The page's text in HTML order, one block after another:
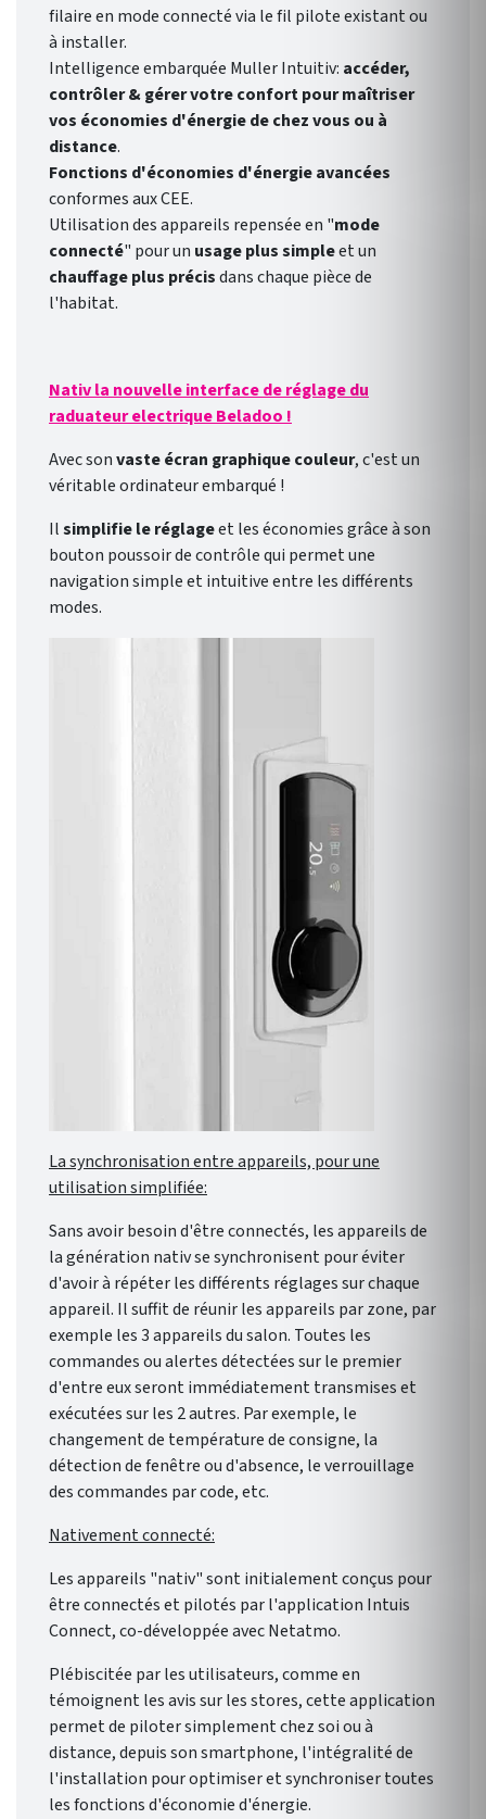
filaire en mode connecté via le fil pilote existant ou
à installer.
Intelligence embarquée Muller Intuitiv: accéder,
contrôler & gérer votre confort pour maîtriser
vos économies d'énergie de chez vous ou à
distance.
Fonctions d'économies d'énergie avancées
conformes aux CEE.
Utilisation des appareils repensée en "mode
connecté" pour un usage plus simpleet un
chauffage plus précisdans chaque pièce de
l'habitat.
Nativ la nouvelle interface de réglage du
raduateur electrique Beladoo !
Avec sonvaste écran graphique couleur, c'est un
véritable ordinateur embarqué !
Ilsimplifie le réglageet les économies grâce à son
bouton poussoir de contrôle qui permet une
navigation simple et intuitive entre les différents
modes.
La synchronisation entre appareils, pour une
utilisation simplifiée:
Sans avoir besoin d'être connectés, les appareils de
la génération nativ se synchronisent pour éviter
d'avoir à répéter les différents réglages sur chaque
appareil. Il suffit de réunir les appareils par zone, par
exemple les 3 appareils du salon. Toutes les
commandes ou alertes détectées sur le premier
d'entre eux seront immédiatement transmises et
exécutées sur les 2 autres. Par exemple, le
changement de température de consigne, la
détection de fenêtre ou d'absence, le verrouillage
des commandes par code, etc.
Nativement connecté:
Les appareils "nativ" sont initialement conçus pour
être connectés et pilotés par l'application Intuis
Connect, co-développée avec Netatmo.
Plébiscitée par les utilisateurs, comme en
témoignent les avis sur les stores, cette application
permet de piloter simplement chez soi ou à
distance, depuis son smartphone, l'intégralité de
l'installation pour optimiser et synchroniser toutes
les fonctions d'économie d'énergie.